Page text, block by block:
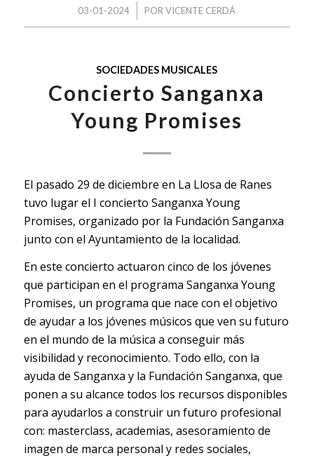
03-01-2024
/ PORVICENTE CERDÁ
SOCIEDADES MUSICALES
Concierto Sanganxa
Young Promises
El pasado 29 de diciembre en La Llosa de Ranes
tuvo lugar el I concierto Sanganxa Young
Promises, organizado por la Fundación Sanganxa
junto con el Ayuntamiento de la localidad.
En este concierto actuaron cinco de los jóvenes
que participan en el programa Sanganxa Young
Promises, un programa que nace con el objetivo
de ayudar a los jóvenes músicos que ven su futuro
en el mundo de la música a conseguir más
visibilidad y reconocimiento. Todo ello, con la
ayuda de Sanganxa y la Fundación Sanganxa, que
ponen a su alcance todos los recursos disponibles
para ayudarlos a construir un futuro profesional
con: masterclass, academias, asesoramiento de
imagen de marca personal y redes sociales,